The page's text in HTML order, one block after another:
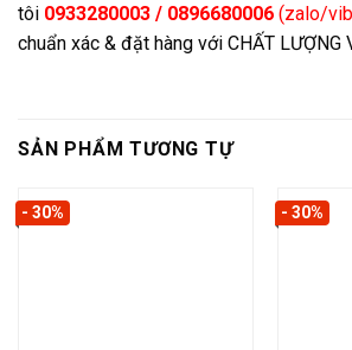
tôi 0933280003 / 0896680006 (zalo/
chuẩn xác & đặt hàng với CHẤT LƯỢNG
SẢN PHẨM TƯƠNG TỰ
- 30% - 30%